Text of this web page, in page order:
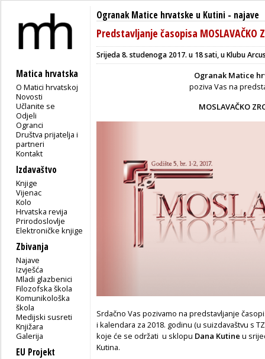
Matica hrvatska
O Matici hrvatskoj
Novosti
Učlanite se
Odjeli
Ogranci
Društva prijatelja i
partneri
Kontakt
Izdavaštvo
Knjige
Vijenac
Kolo
Hrvatska revija
Prirodoslovlje
Elektroničke knjige
Zbivanja
Najave
Izvješća
Mladi glazbenici
Filozofska škola
Komunikološka
škola
Medijski susreti
Knjižara
Galerija
EU Projekt
Ogranak Matice hrvatske u Kutini - najave
Predstavljanje časopisa MOSLAVAČKO
Srijeda 8. studenoga 2017. u 18 sati, u Klubu
Ogranak Matice
poziva Vas na
MOSLAVAČKO
Srdačno Vas pozivamo na predstavljanje
i kalendara za 2018. godinu (u suizdavaštvu s
koje će se održati u sklopu Dana Kutine u
Kutina.